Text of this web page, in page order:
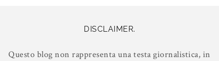
DISCLAIMER.
Questo blog non rappresenta una testa giornalistica, in